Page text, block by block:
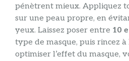
pénètrent mieux. Appliquez
sur une peau propre, en
yeux. Laissez poser entre 10
type de masque, puis rincez à
optimiser l’effet du masque,